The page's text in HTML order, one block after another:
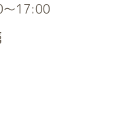
17:00